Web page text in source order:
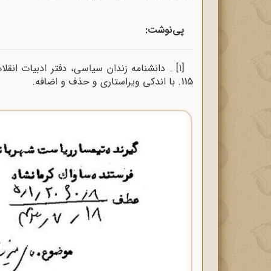
پی‌نوشت:
[1]
115. با اندکی ویراستاری و حذف و اضافه.